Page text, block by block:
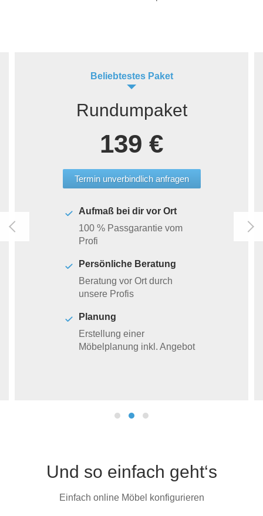
Beliebtestes Paket
Rundumpaket
139 €
Termin unverbindlich anfragen
Aufmaß bei dir vor Ort
100 % Passgarantie vom
Profi
Persönliche Beratung
Beratung vor Ort durch
unsere Profis
Planung
Erstellung einer
Möbelplanung inkl. Angebot
Und so einfach geht‘s
Einfach online Möbel konfigurieren